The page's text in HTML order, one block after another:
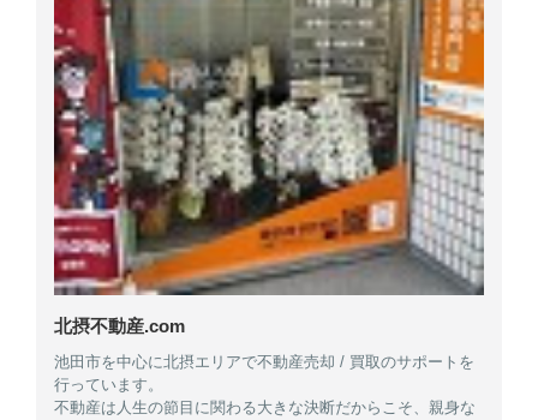
北摂不動産.com
池田市を中心に北摂エリアで不動産売却 / 買取のサポートを
行っています。
不動産は人生の節目に関わる大きな決断だからこそ、親身な